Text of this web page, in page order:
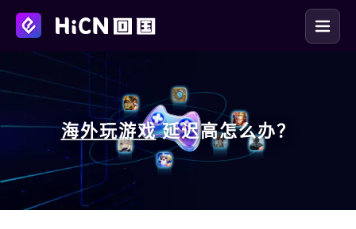
海外玩游戏 延迟高怎么办？